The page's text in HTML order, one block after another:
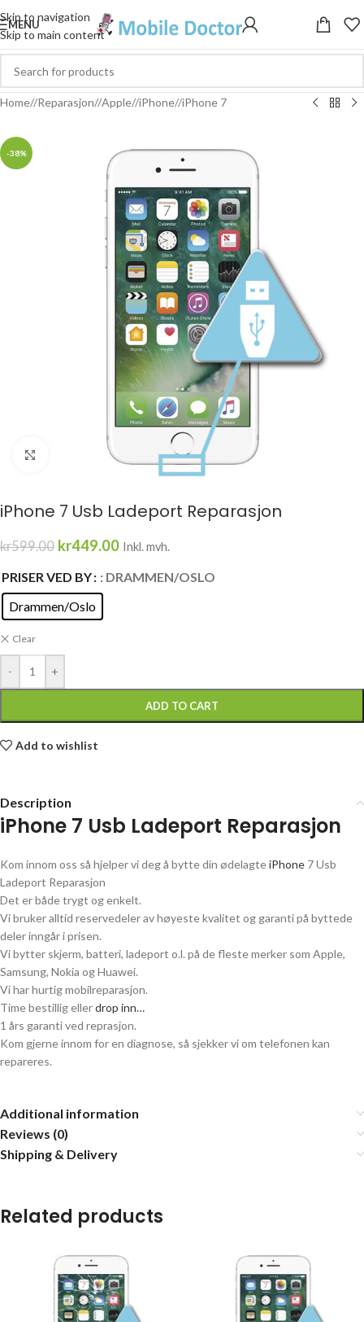
Skip to navigation
Skip to main content
MENU
Home/ Reparasjon/ Apple/ iPhone/ iPhone 7
-38%
Click to enlarge
iPhone 7 Usb Ladeport Reparasjon
kr599.00 kr449.00 Inkl. mvh.
PRISER VED BY : DRAMMEN/OSLO
Drammen/Oslo
Clear
- +
ADD TO CART
Add to wishlist
Description
iPhone 7 Usb Ladeport Reparasjon
Kom innom oss så hjelper vi deg å bytte din ødelagteiPhone 7 Usb
Ladeport Reparasjon
Det er både trygt og enkelt.
Vi bruker alltid reservedeler av høyeste kvalitet og garanti på byttede
deler inngår i prisen.
Vi bytter skjerm, batteri, ladeport o.l. på de fleste merker som Apple,
Samsung, Nokia og Huawei.
Vi har hurtig mobilreparasjon.
Time bestillig ellerdrop inn…
1 års garanti ved reprasjon.
Kom gjerne innom for en diagnose, så sjekker vi om telefonen kan
repareres.
Additional information
Reviews (0)
Shipping & Delivery
Related products